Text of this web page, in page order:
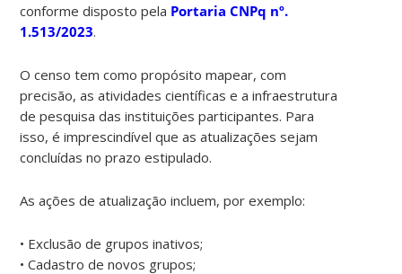
conforme disposto pela Portaria CNPq nº.
1.513/2023.
O censo tem como propósito mapear, com
precisão, as atividades científicas e a infraestrutura
de pesquisa das instituições participantes. Para
isso, é imprescindível que as atualizações sejam
concluídas no prazo estipulado.
As ações de atualização incluem, por exemplo:
• Exclusão de grupos inativos;
• Cadastro de novos grupos;